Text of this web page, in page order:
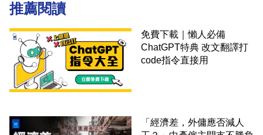
推薦閱讀
免費下載｜懶人必備
ChatGPT特典 改文翻譯打
code指令直接用
「經濟差，外傭應否減人